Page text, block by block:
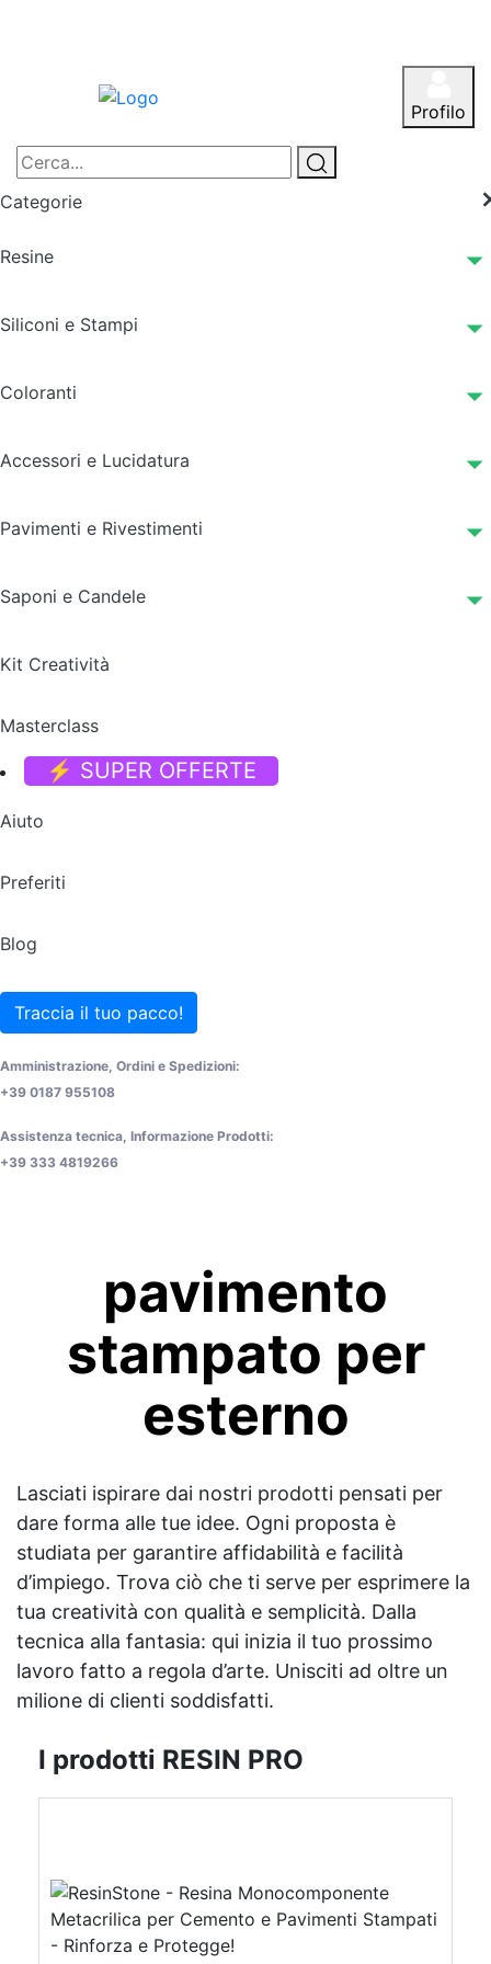
Profilo
Categorie
Resine
Siliconi e Stampi
Coloranti
Accessori e Lucidatura
Pavimenti e Rivestimenti
Saponi e Candele
Kit Creatività
Masterclass
⚡ SUPER OFFERTE
Aiuto
Preferiti
Blog
Traccia il tuo pacco!
Amministrazione, Ordini e Spedizioni:
+39 0187 955108
Assistenza tecnica, Informazione Prodotti:
+39 333 4819266
pavimento
stampato per
esterno
Lasciati ispirare dai nostri prodotti pensati per
dare forma alle tue idee. Ogni proposta è
studiata per garantire affidabilità e facilità
d’impiego. Trova ciò che ti serve per esprimere la
tua creatività con qualità e semplicità. Dalla
tecnica alla fantasia: qui inizia il tuo prossimo
lavoro fatto a regola d’arte. Unisciti ad oltre un
milione di clienti soddisfatti.
I prodotti RESIN PRO